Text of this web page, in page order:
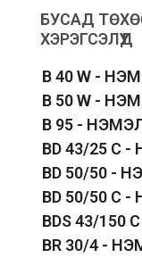
БУСАД
ХЭРЭГСЭЛҮҮД
B 40 W -
B 50 W -
B 95 -
BD 43/25 C
BD 50/50 -
BD 50/50 C
BDS 43/150
BR 30/4 -